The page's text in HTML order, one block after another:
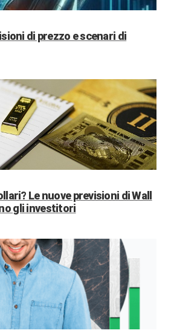
di prezzo e scenari di
Le nuove previsioni di Wall
gli investitori